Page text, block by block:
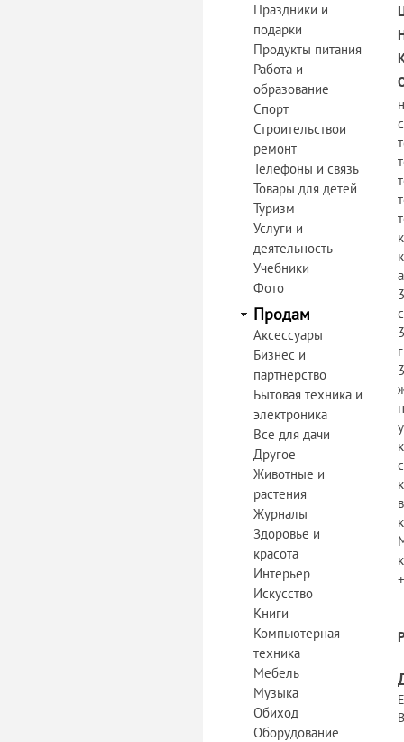
Праздники и
подарки
Продукты питания
Работа и
образование
Спорт
Строительствои
ремонт
Телефоны и связь
Товары для детей
Туризм
Услуги и
деятельность
Учебники
Фото
Продам
Аксессуары
Бизнес и
партнёрство
Бытовая техника и
электроника
Все для дачи
Другое
Животные и
растения
Журналы
Здоровье и
красота
Интерьер
Искусство
Книги
Компьютерная
техника
Мебель
Музыка
Обиход
Оборудование